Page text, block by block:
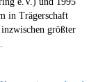
in Trägerschaft
größter